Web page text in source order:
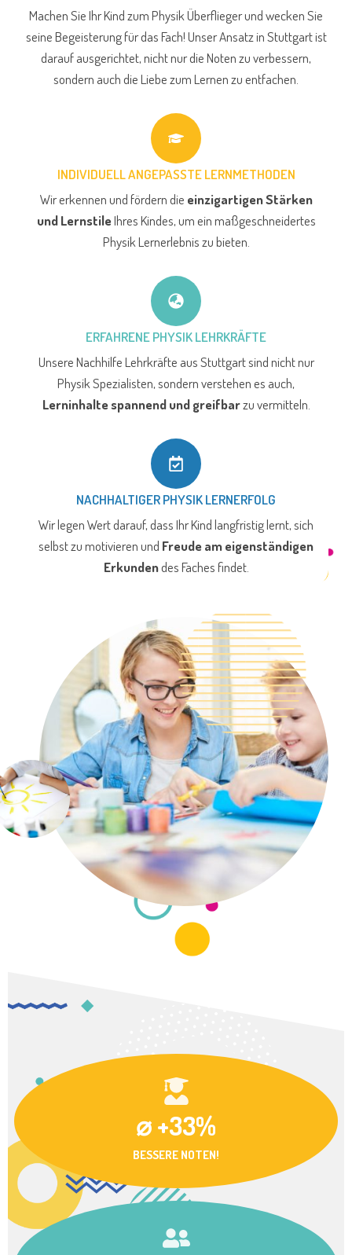
Machen Sie Ihr Kind zum Physik Überflieger und wecken Sie
seine Begeisterung für das Fach! Unser Ansatz in Stuttgart ist
darauf ausgerichtet, nicht nur die Noten zu verbessern,
sondern auch die Liebe zum Lernen zu entfachen.
INDIVIDUELL ANGEPASSTE LERNMETHODEN
Wir erkennen und fördern die einzigartigen Stärken
und LernstileIhres Kindes, um ein maßgeschneidertes
Physik Lernerlebnis zu bieten.
ERFAHRENE PHYSIK LEHRKRÄFTE
Unsere Nachhilfe Lehrkräfte aus Stuttgart sind nicht nur
Physik Spezialisten, sondern verstehen es auch,
Lerninhalte spannend und greifbarzu vermitteln.
NACHHALTIGER PHYSIK LERNERFOLG
Wir legen Wert darauf, dass Ihr Kind langfristig lernt, sich
selbst zu motivieren und Freude am eigenständigen
Erkundendes Faches findet.
⌀ +33%
BESSERE NOTEN!